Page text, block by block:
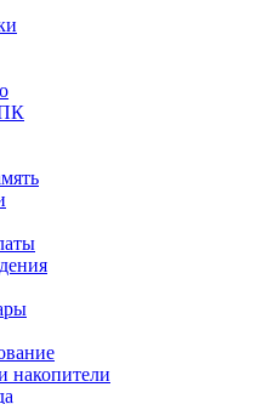
накопители